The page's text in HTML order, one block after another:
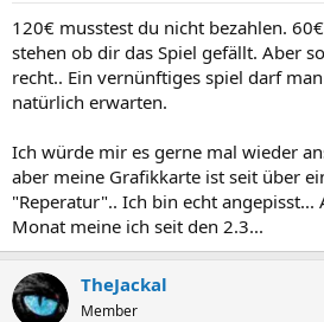
120€ musstest du nicht bezahlen.
stehen ob dir das Spiel gefällt. Aber
recht.. Ein vernünftiges spiel darf
natürlich erwarten.
Ich würde mir es gerne mal wieder
aber meine Grafikkarte ist seit über
"Reperatur".. Ich bin echt angepisst...
Monat meine ich seit den 2.3...
TheJackal
Member